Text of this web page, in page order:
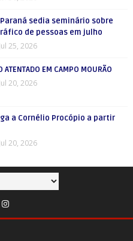
sedia seminário sobre
de pessoas em julho
Jul 25, 2026
ATENTADO EM CAMPO MOURÃO
Jul 20, 2026
a Cornélio Procópio a partir
Jul 20, 2026